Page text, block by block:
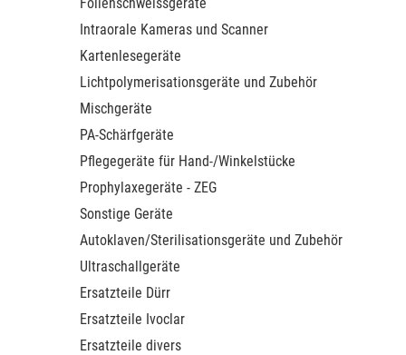
Intraorale Kameras und Scanner
Kartenlesegeräte
Lichtpolymerisationsgeräte und Zubehör
Mischgeräte
PA-Schärfgeräte
Pflegegeräte für Hand-/Winkelstücke
Prophylaxegeräte - ZEG
Sonstige Geräte
Autoklaven/Sterilisationsgeräte und Zubehör
Ultraschallgeräte
Ersatzteile Dürr
Ersatzteile Ivoclar
Ersatzteile divers